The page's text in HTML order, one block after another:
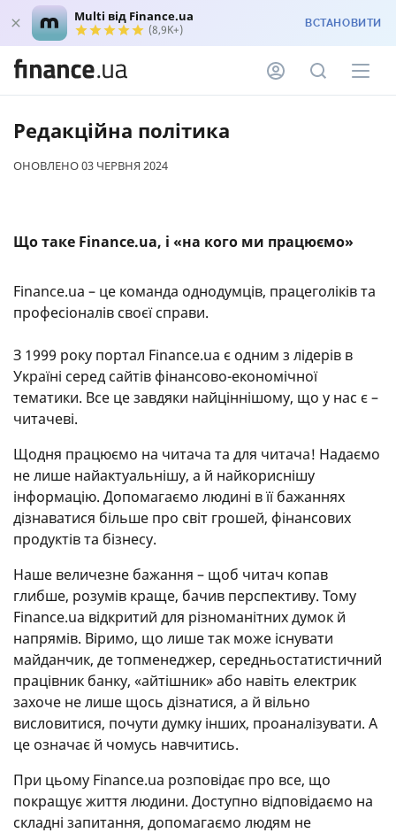
Multi від Finance.ua
(8,9K+) ВСТАНОВИТИ
Редакційна політика
ОНОВЛЕНО 03 ЧЕРВНЯ 2024
Що таке Finance.ua, і «на кого ми працюємо»
Finance.ua – це команда однодумців, працеголіків та
професіоналів своєї справи.
З 1999 року портал Finance.ua є одним з лідерів в
Україні серед сайтів фінансово-економічної
тематики. Все це завдяки найціннішому, що у нас є –
читачеві.
Щодня працюємо на читача та для читача! Надаємо
не лише найактуальнішу, а й найкориснішу
інформацію. Допомагаємо людині в її бажаннях
дізнаватися більше про світ грошей, фінансових
продуктів та бізнесу.
Наше величезне бажання – щоб читач копав
глибше, розумів краще, бачив перспективу. Тому
Finance.ua відкритий для різноманітних думок й
напрямів. Віримо, що лише так може існувати
майданчик, де топменеджер, середньостатистичний
працівник банку, «айтішник» або навіть електрик
захоче не лише щось дізнатися, а й вільно
висловитися, почути думку інших, проаналізувати. А
це означає й чомусь навчитись.
При цьому Finance.ua розповідає про все, що
покращує життя людини. Доступно відповідаємо на
складні запитання, допомагаємо людям не